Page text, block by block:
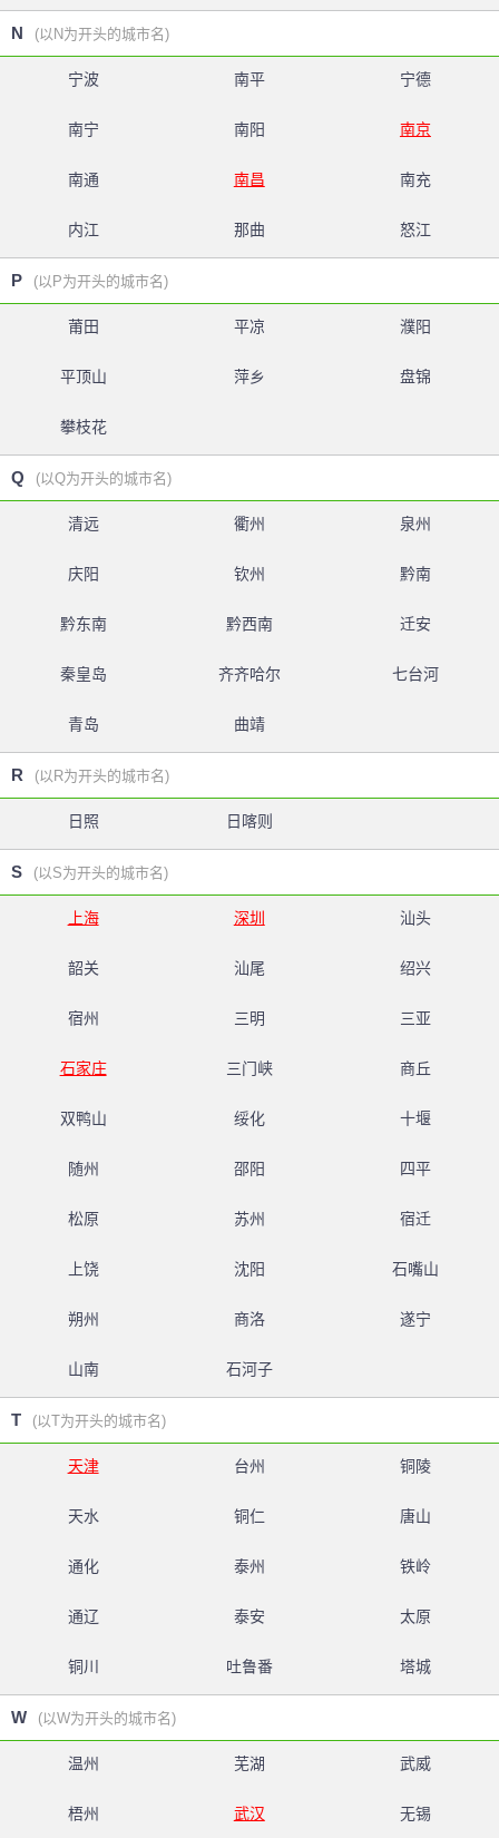
N (以N为开头的城市名)
宁波 南平 宁德
南宁 南阳 南京
南通 南昌 南充
内江 那曲 怒江
P (以P为开头的城市名)
莆田 平凉 濮阳
平顶山 萍乡 盘锦
攀枝花
Q (以Q为开头的城市名)
清远 衢州 泉州
庆阳 钦州 黔南
黔东南 黔西南 迁安
秦皇岛 齐齐哈尔 七台河
青岛 曲靖
R (以R为开头的城市名)
日照 日喀则
S (以S为开头的城市名)
上海 深圳 汕头
韶关 汕尾 绍兴
宿州 三明 三亚
石家庄 三门峡 商丘
双鸭山 绥化 十堰
随州 邵阳 四平
松原 苏州 宿迁
上饶 沈阳 石嘴山
朔州 商洛 遂宁
山南 石河子
T (以T为开头的城市名)
天津 台州 铜陵
天水 铜仁 唐山
通化 泰州 铁岭
通辽 泰安 太原
铜川 吐鲁番 塔城
W (以W为开头的城市名)
温州 芜湖 武威
梧州 武汉 无锡